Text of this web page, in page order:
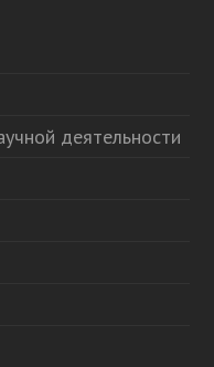
деятельности